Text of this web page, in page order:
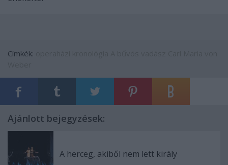
Címkék:
Ajánlott bejegyzések:
A herceg, akiből nem lett király